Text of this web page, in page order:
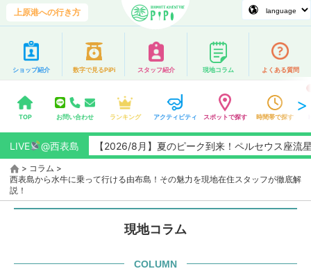
上原港への行き方
ショップ紹介 数字で見るPiPi スタッフ紹介 現地コラム よくある質問
TOP お問い合わせ ランキング アクティビティ スポットで探す 時間帯で探す
LIVE @西表島
【2026/8月】夏のピーク到来！ペルセウス座流星群観測チャン
> コラム >
西表島から水牛に乗って行ける由布島！その魅力を現地在住スタッフが徹底解
説！
現地コラム
COLUMN